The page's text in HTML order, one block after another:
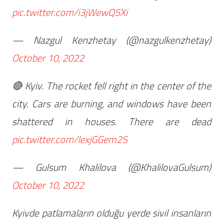
pic.twitter.com/i3jWewQ5Xi
— Nazgul Kenzhetay (@nazgulkenzhetay)
October 10, 2022
🔴 Kyiv. The rocket fell right in the center of the
city. Cars are burning, and windows have been
shattered in houses. There are dead
pic.twitter.com/lexjGGem2S
— Gulsum Khalilova (@KhalilovaGulsum)
October 10, 2022
Kyivde patlamaların olduğu yerde sivil insanların